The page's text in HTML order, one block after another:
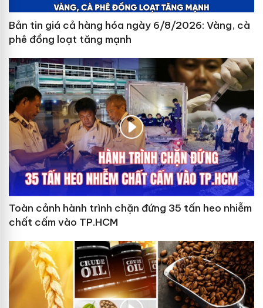
Bản tin giá cả hàng hóa ngày 6/8/2026: Vàng, cà
phê đồng loạt tăng mạnh
Toàn cảnh hành trình chặn đứng 35 tấn heo nhiễm
chất cấm vào TP.HCM